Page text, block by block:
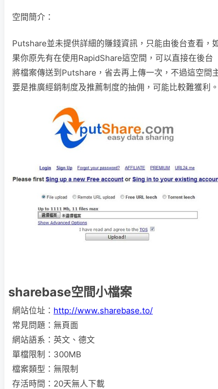
空間簡介：
Putshare並未提供詳細的賺錢資訊，只能由後台查看，
果你原先有在使用RapidShare這空間，可以直接在後台
將檔案傳送到Putshare，省去再上傳一次，不過這空間
要是推廣經銷制度及推薦制度的抽佣，可能比較難獲利
sharebase空間小檔案
網站位址： http://www.sharebase.to/
常見問題：無頁面
網站語系：英文、德文
單檔限制：300MB
檔案類型：無限制
存活時間：20天無人下載